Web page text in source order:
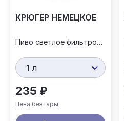
КРЮГЕР НЕМЕЦКОЕ
Пиво светлое фильтрованное
1 л
235 ₽
Цена без тары